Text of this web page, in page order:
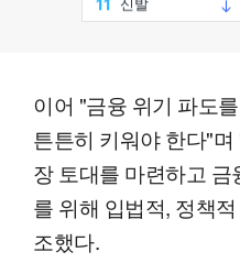
이어 "금융 위기 파도
튼튼히 키워야 한다"
장 토대를 마련하고
를 위해 입법적, 정책
조했다.